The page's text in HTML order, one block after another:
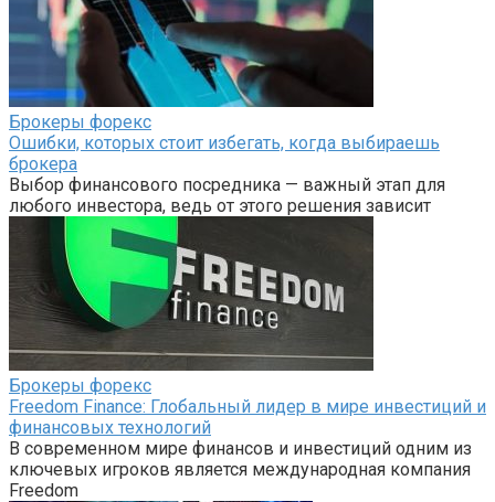
Брокеры форекс
Ошибки, которых стоит избегать, когда выбираешь
брокера
Выбор финансового посредника — важный этап для
любого инвестора, ведь от этого решения зависит
Брокеры форекс
Freedom Finance: Глобальный лидер в мире инвестиций и
финансовых технологий
В современном мире финансов и инвестиций одним из
ключевых игроков является международная компания
Freedom